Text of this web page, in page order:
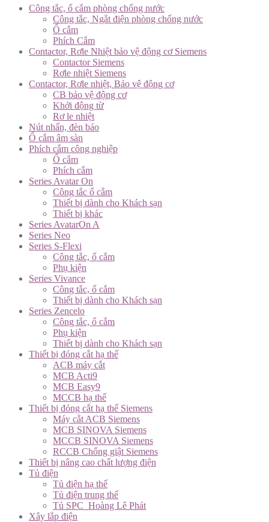
Công tắc, ổ cắm phòng chống nước
Công tắc, Ngắt điện phòng chống nước
Ổ cắm
Phích Cắm
Contactor, Rơle Nhiệt bảo vệ động cơ Siemens
Contactor Siemens
Rơle nhiệt Siemens
Contactor, Rơle nhiệt, Bảo vệ động cơ
CB bảo vệ động cơ
Khởi động từ
Rơ le nhiệt
Nút nhấn, đèn báo
Ổ cắm âm sàn
Phích cắm công nghiệp
Ổ cắm
Phích cắm
Series Avatar On
Công tắc ổ cắm
Thiết bị dành cho Khách sạn
Thiết bị khác
Series AvatarOn A
Series Neo
Series S-Flexi
Công tắc, ổ cắm
Phụ kiện
Series Vivance
Công tắc, ổ cắm
Thiết bị dành cho Khách sạn
Series Zencelo
Công tắc, ổ cắm
Phụ kiện
Thiết bị dành cho Khách sạn
Thiết bị đóng cắt hạ thế
ACB máy cắt
MCB Acti9
MCB Easy9
MCCB hạ thế
Thiết bị đóng cắt hạ thế Siemens
Máy cắt ACB Siemens
MCB SINOVA Siemens
MCCB SINOVA Siemens
RCCB Chống giật Siemens
Thiết bị nâng cao chất lượng điện
Tủ điện
Tủ điện hạ thế
Tủ điện trung thế
Tủ SPC_Hoàng Lê Phát
Xây lắp điện